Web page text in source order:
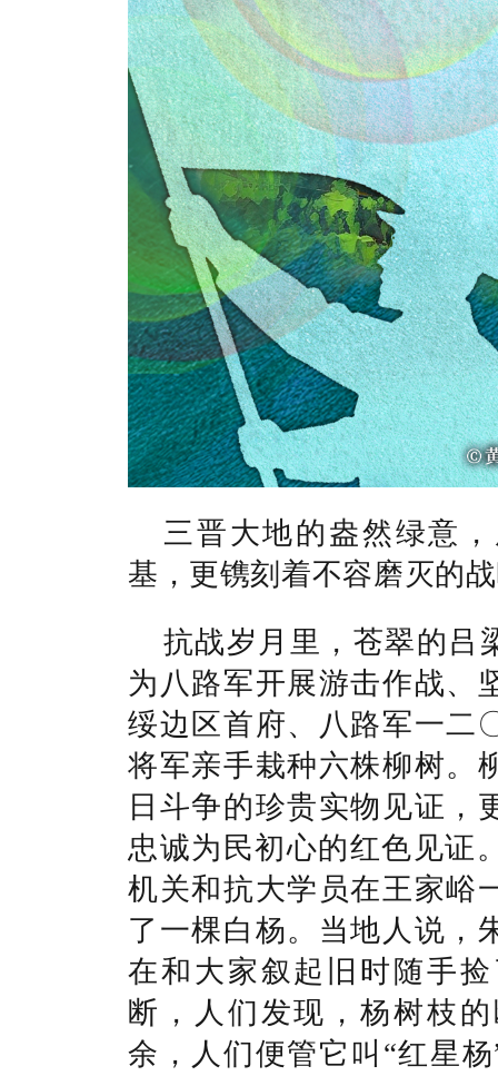
三晋大地的盎然绿意
基，更镌刻着不容磨灭的
抗战岁月里，苍翠的吕
为八路军开展游击作战、
绥边区首府、八路军一二
将军亲手栽种六株柳树。
日斗争的珍贵实物见证，
忠诚为民初心的红色见证
机关和抗大学员在王家峪
了一棵白杨。当地人说，
在和大家叙起旧时随手
断，人们发现，杨树枝
余，人们便管它叫“红星杨